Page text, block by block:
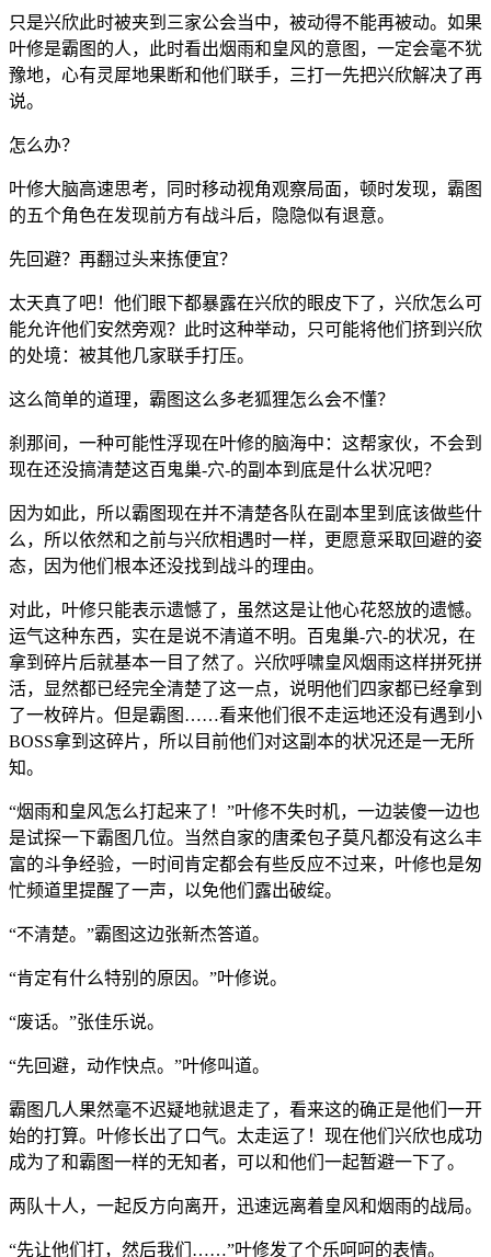
只是兴欣此时被夹到三家公会当中，被动得不能再被动。如果
叶修是霸图的人，此时看出烟雨和皇风的意图，一定会毫不犹
豫地，心有灵犀地果断和他们联手，三打一先把兴欣解决了再
说。
怎么办？
叶修大脑高速思考，同时移动视角观察局面，顿时发现，霸图
的五个角色在发现前方有战斗后，隐隐似有退意。
先回避？再翻过头来拣便宜？
太天真了吧！他们眼下都暴露在兴欣的眼皮下了，兴欣怎么可
能允许他们安然旁观？此时这种举动，只可能将他们挤到兴欣
的处境：被其他几家联手打压。
这么简单的道理，霸图这么多老狐狸怎么会不懂？
刹那间，一种可能性浮现在叶修的脑海中：这帮家伙，不会到
现在还没搞清楚这百鬼巢-穴-的副本到底是什么状况吧？
因为如此，所以霸图现在并不清楚各队在副本里到底该做些什
么，所以依然和之前与兴欣相遇时一样，更愿意采取回避的姿
态，因为他们根本还没找到战斗的理由。
对此，叶修只能表示遗憾了，虽然这是让他心花怒放的遗憾。
运气这种东西，实在是说不清道不明。百鬼巢-穴-的状况，在
拿到碎片后就基本一目了然了。兴欣呼啸皇风烟雨这样拼死拼
活，显然都已经完全清楚了这一点，说明他们四家都已经拿到
了一枚碎片。但是霸图……看来他们很不走运地还没有遇到小
BOSS拿到这碎片，所以目前他们对这副本的状况还是一无所
知。
“烟雨和皇风怎么打起来了！”叶修不失时机，一边装傻一边也
是试探一下霸图几位。当然自家的唐柔包子莫凡都没有这么丰
富的斗争经验，一时间肯定都会有些反应不过来，叶修也是匆
忙频道里提醒了一声，以免他们露出破绽。
“不清楚。”霸图这边张新杰答道。
“肯定有什么特别的原因。”叶修说。
“废话。”张佳乐说。
“先回避，动作快点。”叶修叫道。
霸图几人果然毫不迟疑地就退走了，看来这的确正是他们一开
始的打算。叶修长出了口气。太走运了！现在他们兴欣也成功
成为了和霸图一样的无知者，可以和他们一起暂避一下了。
两队十人，一起反方向离开，迅速远离着皇风和烟雨的战局。
“先让他们打，然后我们……”叶修发了个乐呵呵的表情。